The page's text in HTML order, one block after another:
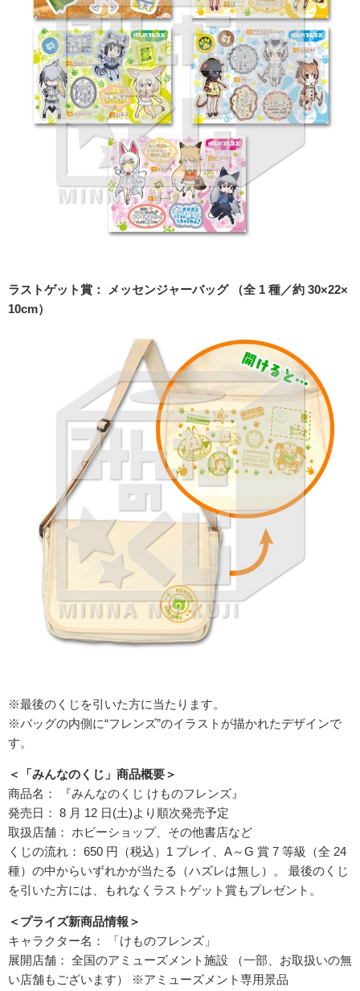
ラストゲット賞： メッセンジャーバッグ （全 1 種／約 30×22×
10cm）
※最後のくじを引いた方に当たります。
※バッグの内側に“フレンズ”のイラストが描かれたデザインで
す。
＜「みんなのくじ」商品概要＞
商品名： 『みんなのくじ けものフレンズ』
発売日： 8 月 12 日(土)より順次発売予定
取扱店舗： ホビーショップ、その他書店など
くじの流れ： 650 円（税込）1 プレイ、A～G 賞 7 等級（全 24
種）の中からいずれかが当たる（ハズレは無し）。 最後のくじ
を引いた方には、もれなくラストゲット賞もプレゼント。
＜プライズ新商品情報＞
キャラクター名： 「けものフレンズ」
展開店舗： 全国のアミューズメント施設 （一部、お取扱いの無
い店舗もございます） ※アミューズメント専用景品